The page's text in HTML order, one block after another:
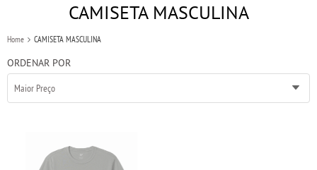
CAMISETA MASCULINA
Home CAMISETA MASCULINA
ORDENAR POR
Maior Preço